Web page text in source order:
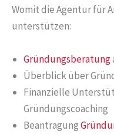
Womit die Agentur für
unterstützen:
Gründungsberatung
Überblick über
Finanzielle
Gründungscoaching
Beantragung